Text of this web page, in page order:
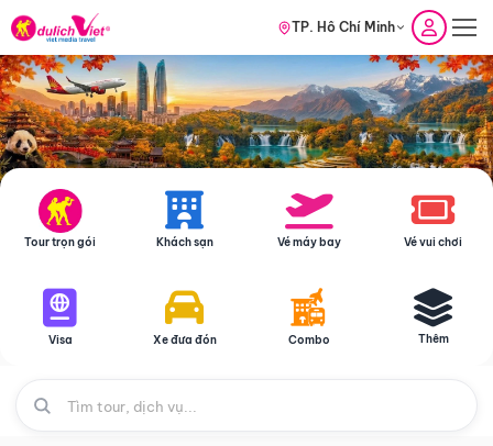
TP. Hồ Chí Minh
Tour trọn gói Khách sạn Vé máy bay Vé vui chơi
Visa Xe đưa đón Combo Thêm